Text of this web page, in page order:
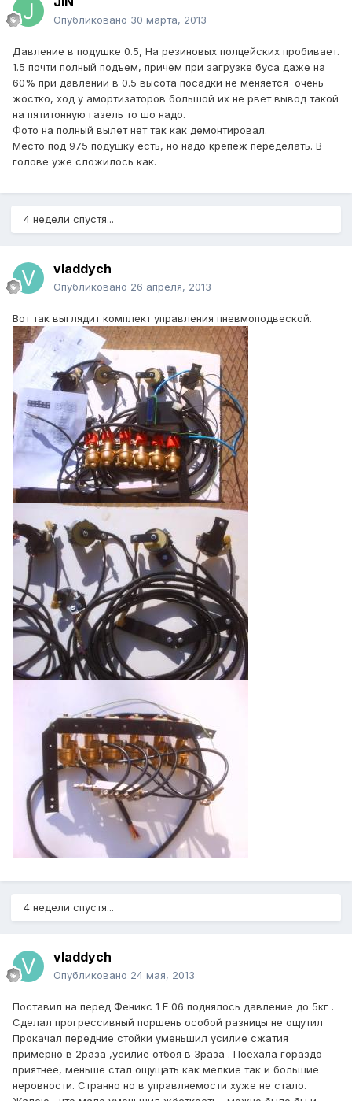
Опубликовано 30 марта, 2013
Давление в подушке 0.5, На резиновых полцейских пробивает.
1.5 почти полный подъем, причем при загрузке буса даже на
60% при давлении в 0.5 высота посадки не меняется очень
жостко, ход у амортизаторов большой их не рвет вывод такой
на пятитонную газель то шо надо.
Фото на полный вылет нет так как демонтировал.
Место под 975 подушку есть, но надо крепеж переделать. В
голове уже сложилось как.
4 недели спустя...
vladdych
Опубликовано 26 апреля, 2013
Вот так выглядит комплект управления пневмоподвеской.
4 недели спустя...
vladdych
Опубликовано 24 мая, 2013
Поставил на перед Феникс 1 Е 06 поднялось давление до 5кг .
Сделал прогрессивный поршень особой разницы не ощутил
Прокачал передние стойки уменьшил усилие сжатия
примерно в 2раза ,усилие отбоя в 3раза . Поехала гораздо
приятнее, меньше стал ощущать как мелкие так и большие
неровности. Странно но в управляемости хуже не стало.